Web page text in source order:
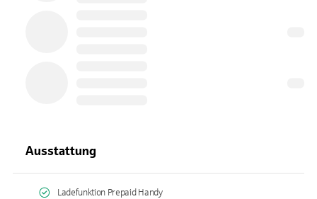
Ausstattung
Ladefunktion Prepaid Handy